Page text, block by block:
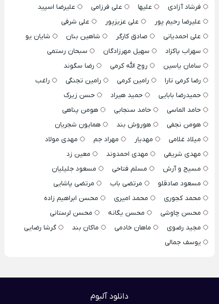
فرشاد آزادی
علیها علی فرزامی
علیرضا اسپید
علیرضا رحیم پور
علی عزیزپور
علی شرفی
علی احمدیانی
صادق کارگر شاهین بنان
شایان یو
سهراب پاکزاد
سهیل مهرزادگان
سبحان رستمی
سامان یاسین
روح الله کرمی
رضا سگوند
رضا کرمی تارا
رامین کرمی رامین تجنگی
راغب
حمیدرضا بابایی
حمید هیراد
حسن زیرک
حامد الماسی
حامد سنجابی
هومن پناهی
هومن نجفی
هوروش بند
همایون شجریان
میلاد غلامی
مهدیار مهراد جم
مهدی مولاد
مهدی شریفی
مهدی احمدوند
معین زد
مسیح و آرش
مسلم فتاحی
مسعود جلیلیان
مسعود صادقلو
مرتضی باب
مرتضی پاشایی
محمد کجوری
محمد امیری
محسن ابراهیم زاده
محسن چاوشی
محسن یگانه
محسن لرستانی
مجید رضوی
ماهان خادمی ماکان بند
گرشا رضایی
یوسف جمالی
دانلود آلبوم